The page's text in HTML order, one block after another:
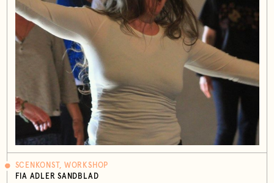
SCENKONST, WORKSHOP
FIA ADLER SANDBLAD